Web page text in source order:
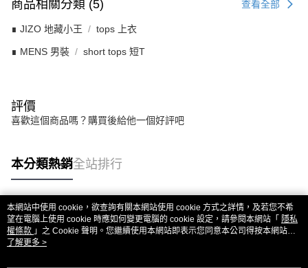
商品相關分類 (5) 查看全部
∎ JIZO 地藏小王 tops 上衣
∎ MENS 男裝 short tops 短T
評價
喜歡這個商品嗎？購買後給他一個好評吧
本分類熱銷全站排行
熱門標籤
本網站中使用 cookie，欲查詢有關本網站使用 cookie 方式之詳情，及若您不希
望在電腦上使用 cookie 時應如何變更電腦的 cookie 設定，請參閱本網站「 隱私
權條款 」之 Cookie 聲明。您繼續使用本網站即表示您同意本公司得按本網站使
用條款之 Cookie 聲明使用 cookie。
了解更多 >